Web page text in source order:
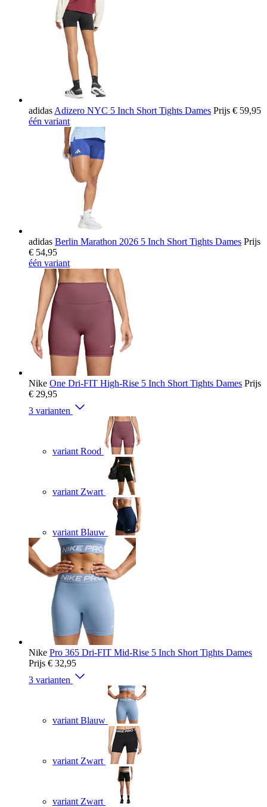
adidas Adizero NYC 5 Inch Short Tights Dames Prijs € 59,95
één variant
adidas Berlin Marathon 2026 5 Inch Short Tights Dames Prijs
€ 54,95
één variant
Nike One Dri-FIT High-Rise 5 Inch Short Tights Dames Prijs
€ 29,95
3 varianten
variant Rood
variant Zwart
variant Blauw
Nike Pro 365 Dri-FIT Mid-Rise 5 Inch Short Tights Dames
Prijs € 32,95
3 varianten
variant Blauw
variant Zwart
variant Zwart